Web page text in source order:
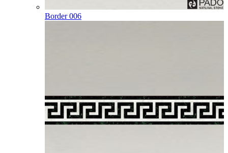
Border 006